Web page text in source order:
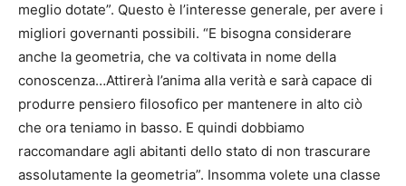
meglio dotate”. Questo è l’interesse generale, per avere i
migliori governanti possibili. “E bisogna considerare
anche la geometria, che va coltivata in nome della
conoscenza…Attirerà l’anima alla verità e sarà capace di
produrre pensiero filosofico per mantenere in alto ciò
che ora teniamo in basso. E quindi dobbiamo
raccomandare agli abitanti dello stato di non trascurare
assolutamente la geometria”. Insomma volete una classe